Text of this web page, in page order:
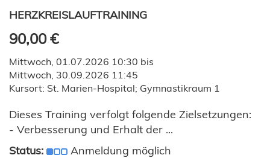
HERZKREISLAUFTRAINING
90,00 €
Mittwoch, 01.07.2026 10:30 bis
Mittwoch, 30.09.2026 11:45
Kursort: St. Marien-Hospital; Gymnastikraum 1
Dieses Training verfolgt folgende Zielsetzungen:
- Verbesserung und Erhalt der ...
Status:
Anmeldung möglich